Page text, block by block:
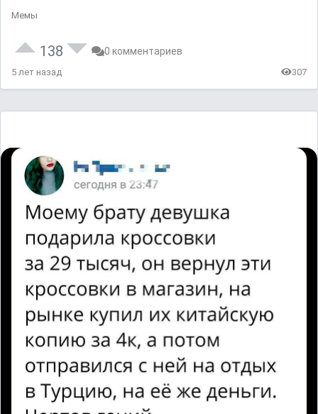
Мемы
138 0 комментариев
5 лет назад 307